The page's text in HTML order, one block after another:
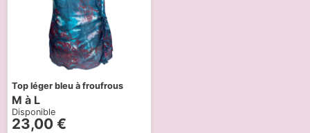
Top léger bleu à froufrous
M à L
Disponible
23,00 €